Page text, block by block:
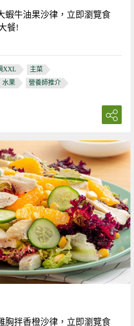
蝦牛油果沙律，立即瀏覽食
餐!
XXL
主菜
水果 營養師推介
胸拌香橙沙律，立即瀏覽食